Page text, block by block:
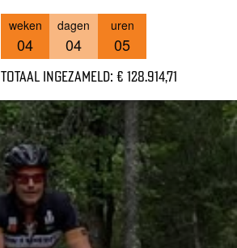
weken
04
dagen
04
uren
05
Totaal ingezameld: € 128.914,71